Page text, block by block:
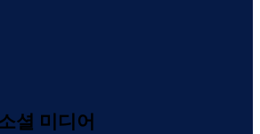
셜 미디어